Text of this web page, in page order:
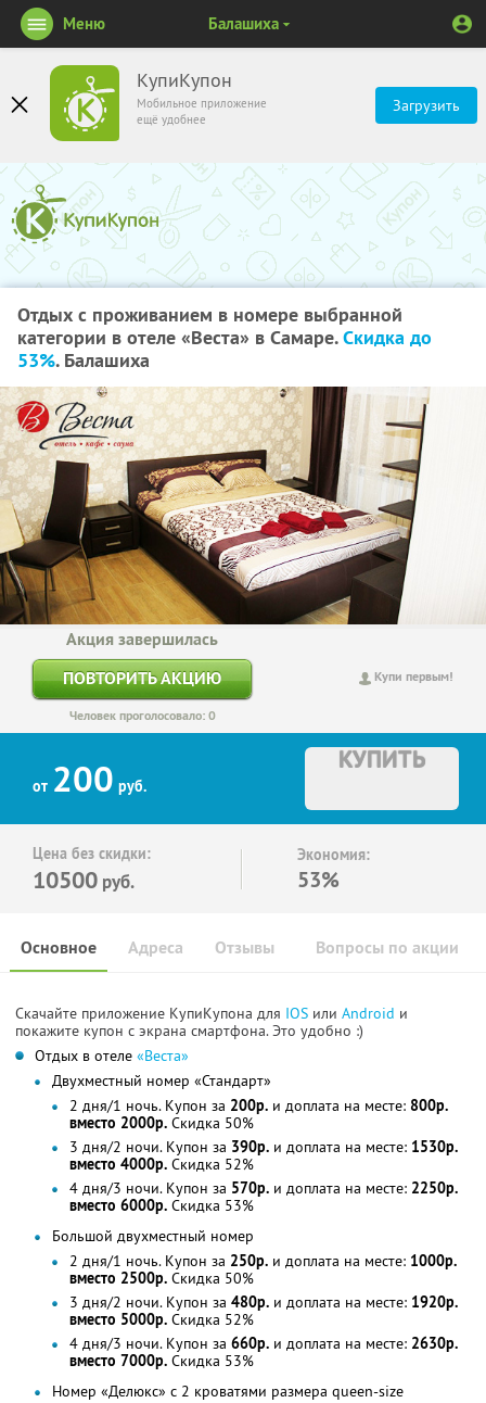
КупиКупон
Мобильное приложение
ещё удобнее
Загрузить
Меню Балашиха
Отдых с проживанием в номере выбранной
категории в отеле «Веста» в Самаре.Скидка до
53%. Балашиха
Купи первым!
Акция завершилась
ПОВТОРИТЬ АКЦИЮ
Человек проголосовало: 0
от 200 руб.
КУПИТЬ
Цена без скидки:
10500 руб.
Экономия:
53%
Основное Отзывы Вопросы по акции
Адреса
Скачайте приложение КупиКупона для IOS или Android и
покажите купон с экрана смартфона. Это удобно :)
Отдых в отеле «Веста»
Двухместный номер «Стандарт»
2 дня/1 ночь. Купон за 200р. и доплата на месте: 800р.
вместо 2000р. Скидка 50%
3 дня/2 ночи. Купон за 390р. и доплата на месте: 1530р.
вместо 4000р. Скидка 52%
4 дня/3 ночи. Купон за 570р. и доплата на месте: 2250р.
вместо 6000р. Скидка 53%
Большой двухместный номер
2 дня/1 ночь. Купон за 250р. и доплата на месте: 1000р.
вместо 2500р. Скидка 50%
3 дня/2 ночи. Купон за 480р. и доплата на месте: 1920р.
вместо 5000р. Скидка 52%
4 дня/3 ночи. Купон за 660р. и доплата на месте: 2630р.
вместо 7000р. Скидка 53%
Номер «Делюкс» с 2 кроватями размера queen-size